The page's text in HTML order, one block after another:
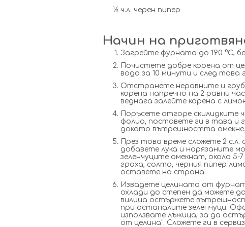
½ ч.л. черен пипер
Начин на
Загрейте фурната до 190 °С,
Почистете добре корена от
вода за 10 минути и след
Отстранете неравните и
корена напречно на 2 равни
веднага залейте корена с
Поръсете отгоре скилидките
фолио, поставете ги в тава и
докато вътрешността омекне.
През това време сложете 2 с.л.
добавете лука и нарязаните
зеленчуците омекнат, около
граха, солта, черния пипер
оставете на страна.
Извадете целината от
охлади до степен да можете
вилица остържете
при останалите зеленчуци.
използвате лъжица, за да
от целина“. Сложете ги в